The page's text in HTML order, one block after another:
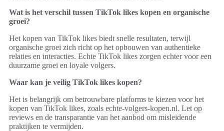
Wat is het verschil tussen TikTok likes kopen en organische
groei?
Het kopen van TikTok likes biedt snelle resultaten, terwijl
organische groei zich richt op het opbouwen van authentieke
relaties en interacties. Echte TikTok likes zorgen echter voor een
duurzame groei en loyale volgers.
Waar kan je veilig TikTok likes kopen?
Het is belangrijk om betrouwbare platforms te kiezen voor het
kopen van TikTok likes, zoals echte-volgers-kopen.nl. Let op
reviews en de transparantie van het aanbod om misleidende
praktijken te vermijden.